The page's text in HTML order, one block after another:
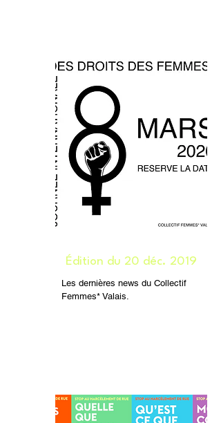
Édition du 20 déc. 2019
Les dernières news du Collectif
Femmes* Valais.